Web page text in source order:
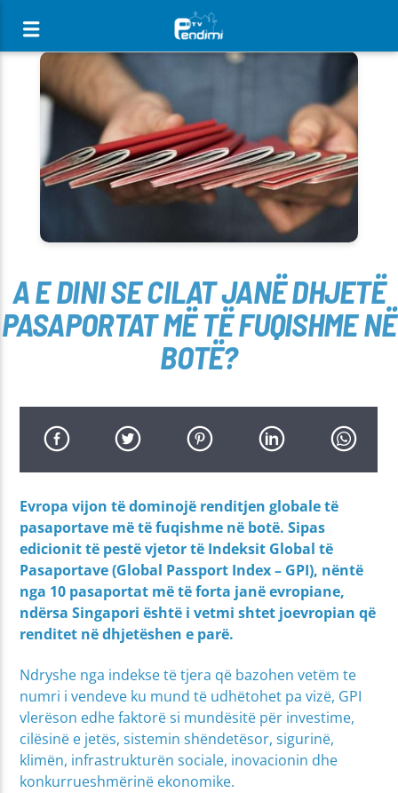
[There are no radio stations in the database]
A E DINI SE CILAT JANË DHJETË
PASAPORTAT MË TË FUQISHME NË
BOTË?
Evropa vijon të dominojë renditjen globale të
pasaportave më të fuqishme në botë. Sipas
edicionit të pestë vjetor të Indeksit Global të
Pasaportave (Global Passport Index – GPI), nëntë
nga 10 pasaportat më të forta janë evropiane,
ndërsa Singapori është i vetmi shtet joevropian që
renditet në dhjetëshen e parë.
Ndryshe nga indekse të tjera që bazohen vetëm te
numri i vendeve ku mund të udhëtohet pa vizë, GPI
vlerëson edhe faktorë si mundësitë për investime,
cilësinë e jetës, sistemin shëndetësor, sigurinë,
klimën, infrastrukturën sociale, inovacionin dhe
konkurrueshmërinë ekonomike.